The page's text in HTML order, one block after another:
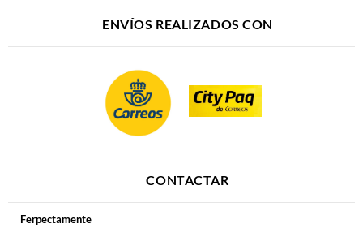
ENVÍOS REALIZADOS CON
CONTACTAR
Ferpectamente